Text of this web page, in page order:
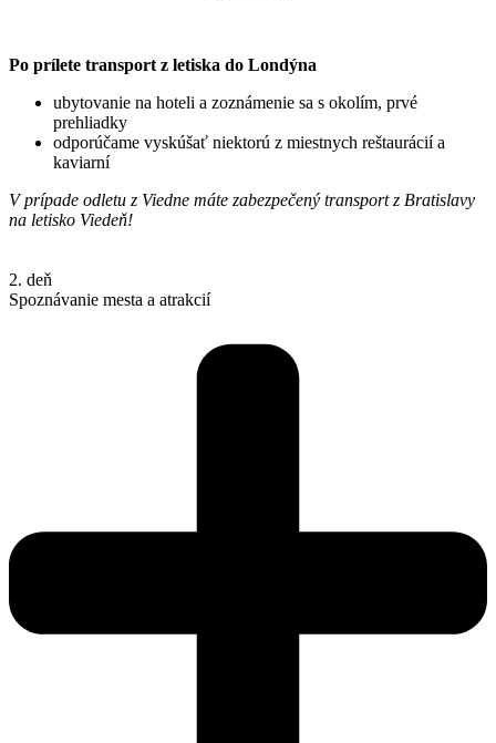
Po prílete transport z letiska do Londýna
ubytovanie na hoteli a zoznámenie sa s okolím, prvé
prehliadky
odporúčame vyskúšať niektorú z miestnych reštaurácií a
kaviarní
V prípade odletu z Viedne máte zabezpečený transport z Bratislavy
na letisko Viedeň!
2. deň
Spoznávanie mesta a atrakcií